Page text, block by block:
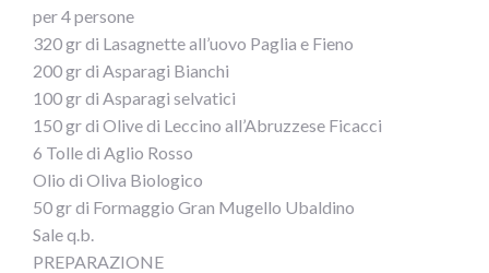
per 4 persone
320 gr di Lasagnette all’uovo Paglia e Fieno
200 gr di Asparagi Bianchi
100 gr di Asparagi selvatici
150 gr di Olive di Leccino all’Abruzzese Ficacci
6 Tolle di Aglio Rosso
Olio di Oliva Biologico
50 gr di Formaggio Gran Mugello Ubaldino
Sale q.b.
PREPARAZIONE